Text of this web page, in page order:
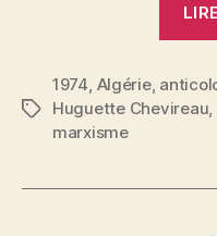
Étiquettes
1974, Algérie,
Huguette Chevireau,
marxisme